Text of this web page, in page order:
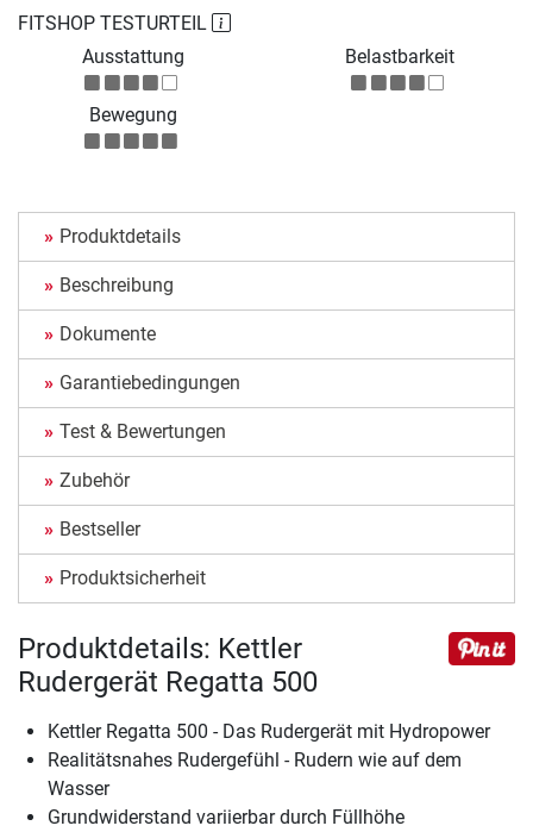
FITSHOP TESTURTEIL
Ausstattung
Belastbarkeit
Bewegung
Produktdetails
Beschreibung
Dokumente
Garantiebedingungen
Test & Bewertungen
Zubehör
Bestseller
Produktsicherheit
Produktdetails: Kettler
Rudergerät Regatta 500
Kettler Regatta 500 - Das Rudergerät mit Hydropower
Realitätsnahes Rudergefühl - Rudern wie auf dem
Wasser
Grundwiderstand variierbar durch Füllhöhe